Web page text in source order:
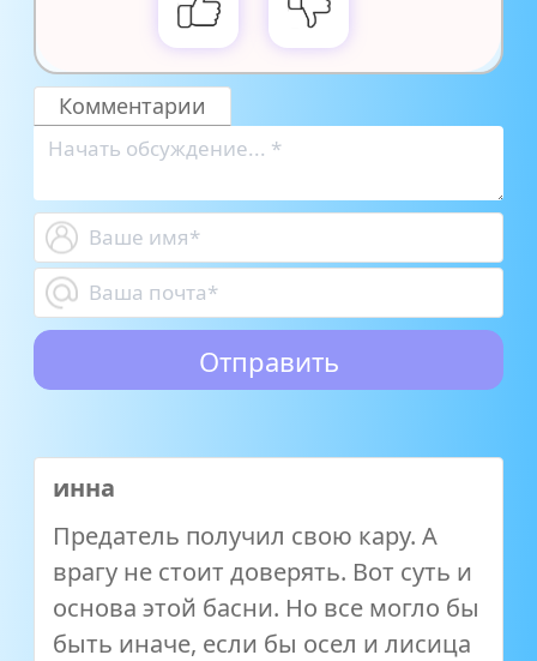
Комментарии
инна
Предатель получил свою кару. А
врагу не стоит доверять. Вот суть и
основа этой басни. Но все могло бы
быть иначе, если бы осел и лисица